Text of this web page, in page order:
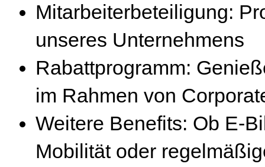
Mitarbeiterbeteiligung:
unseres Unternehmens
Rabattprogramm:
im Rahmen von
Weitere Benefits: Ob E-
Mobilität oder